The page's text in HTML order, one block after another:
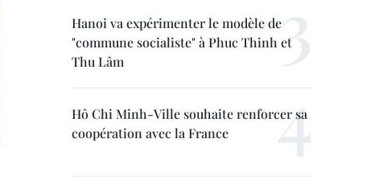
Hanoi va expérimenter le modèle de
"commune socialiste" à Phuc Thinh et
Thu Lâm
Hô Chi Minh-Ville souhaite renforcer sa
coopération avec la France